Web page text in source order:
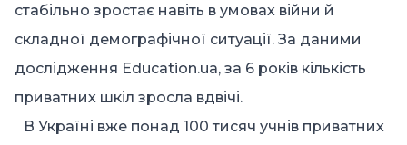
стабільно зростає навіть в умовах війни й
складної демографічної ситуації. За даними
дослідження Education.ua, за 6 років кількість
приватних шкіл зросла вдвічі.
В Україні вже понад 100 тисяч учнів приватних